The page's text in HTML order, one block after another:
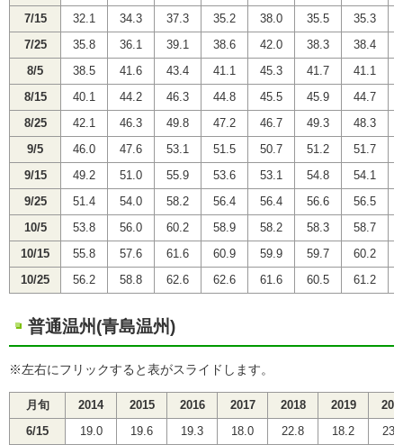
7/15 32.1 34.3 37.3 35.2 38.0 35.5 35.3
7/25 35.8 36.1 39.1 38.6 42.0 38.3 38.4
8/5 38.5 41.6 43.4 41.1 45.3 41.7 41.1
8/15 40.1 44.2 46.3 44.8 45.5 45.9 44.7
8/25 42.1 46.3 49.8 47.2 46.7 49.3 48.3
9/5 46.0 47.6 53.1 51.5 50.7 51.2 51.7
9/15 49.2 51.0 55.9 53.6 53.1 54.8 54.1
9/25 51.4 54.0 58.2 56.4 56.4 56.6 56.5
10/5 53.8 56.0 60.2 58.9 58.2 58.3 58.7
10/15 55.8 57.6 61.6 60.9 59.9 59.7 60.2
10/25 56.2 58.8 62.6 62.6 61.6 60.5 61.2
普通温州(青島温州)
※左右にフリックすると表がスライドします。
月旬 2014 2015 2016 2017 2018 2019
6/15 19.0 19.6 19.3 18.0 22.8 18.2